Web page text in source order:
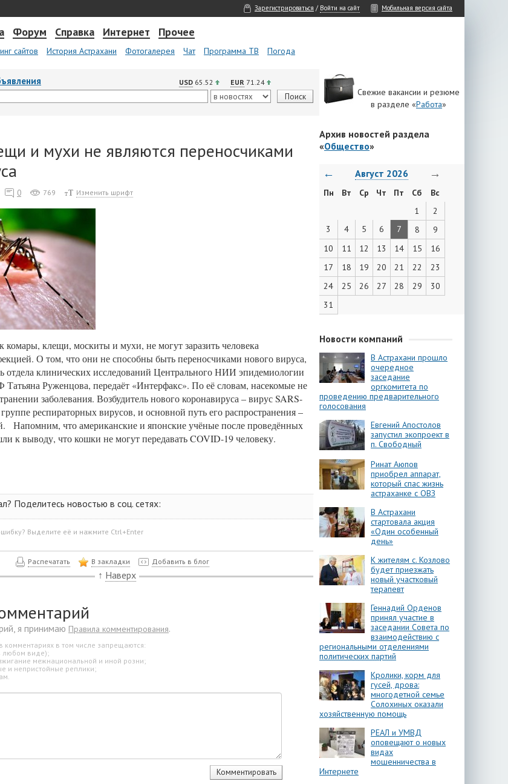
Зарегистрироваться / Войти на сайт Мобильная версия сайта
Форум Справка Интернет Прочее
сайтов История Астрахани Фотогалерея Чат Программа ТВ Погода
USD 65.52 EUR 71.24
Свежие вакансии и резюме
в разделе «Работа»
и мухи не являются переносчиками
0 769 Изменить шрифт
комары, клещи, москиты и мухи, не могут заразить человека
О том, что они не способны быть переносчиками нового вируса,
отдела клинических исследований Центрального НИИ эпидемиологии
Татьяна Руженцова, передаёт «Интерфакс». По её словам, насекомые не
заболевания. Возбудитель нового коронавируса – вирус SARS-
респираторных вирусов, и основной путь его распространения –
Напомним, что американские и японские учёные после проведённых
к выводу, что кошки не могут передавать COVID-19 человеку.
Поделитесь новостью в соц. сетях:
Выделите её и нажмите Ctrl+Enter
Распечатать В закладки Добавить в блог
↑ Наверх
я принимаю Правила комментирования.
комментариях в том числе запрещаются:
любом виде);
межнациональной и иной розни;
и непристойные реплики;
Архив новостей раздела
«Общество»
← Август 2026 →
Пн Вт Ср Чт Пт Сб
Вс
1
2
3
4 5 6 7 8
9
10
11 12 13 14 15
16
17
18 19 20 21 22
23
24
25 26 27 28 29
30
31
Новости компаний
В Астрахани прошло
очередное
заседание
оргкомитета по
проведению предварительного
голосования
Евгений Апостолов
запустил экопроект в
п. Свободный
Ринат Аюпов
приобрел аппарат,
который спас жизнь
астраханке с ОВЗ
В Астрахани
стартовала акция
«Один особенный
день»
К жителям с. Козлово
будет приезжать
новый участковый
терапевт
Геннадий Орденов
принял участие в
заседании Совета по
взаимодействию с
региональными отделениями
политических партий
Кролики, корм для
гусей, дрова:
многодетной семье
Солохиных оказали
хозяйственную помощь
РЕАЛ и УМВД
оповещают о новых
видах
мошенничества в
Интернете